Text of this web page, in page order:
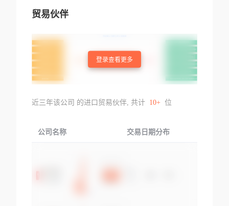
贸易伙伴
登录查看更多
近三年该公司 的进口贸易伙伴, 共计 10+ 位
公司名称 交易日期分布